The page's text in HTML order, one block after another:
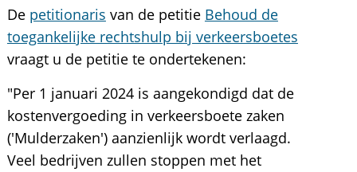
De petitionaris van de petitie Behoud de
toegankelijke rechtshulp bij verkeersboetes
vraagt u de petitie te ondertekenen:
"Per 1 januari 2024 is aangekondigd dat de
kostenvergoeding in verkeersboete zaken
('Mulderzaken') aanzienlijk wordt verlaagd.
Veel bedrijven zullen stoppen met het